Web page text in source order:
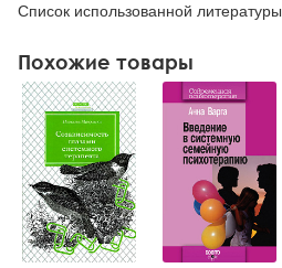
Список использованной литературы
Похожие товары